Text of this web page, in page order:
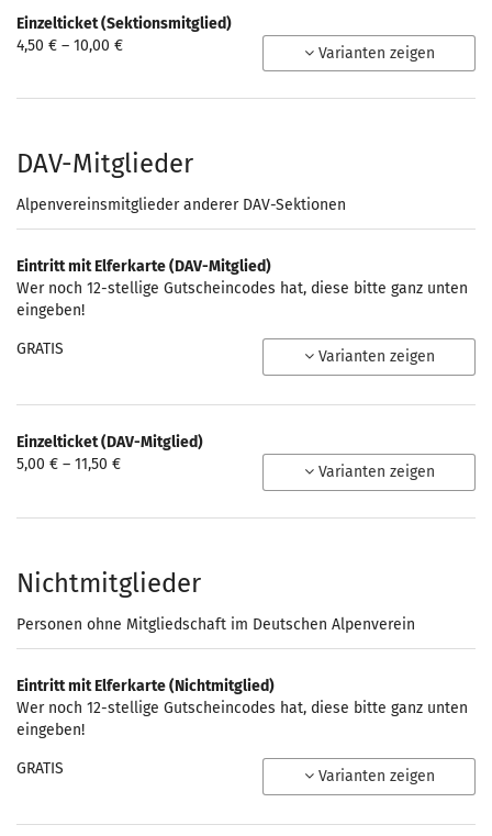
Einzelticket (Sektionsmitglied)
von
4,50 € – 10,00 € Varianten zeigen
DAV-Mitglieder
Alpenvereinsmitglieder anderer DAV-Sektionen
Eintritt mit Elferkarte (DAV-Mitglied)
Wer noch 12-stellige Gutscheincodes hat, diese bitte ganz unten
eingeben!
GRATIS Varianten zeigen
Einzelticket (DAV-Mitglied)
von
5,00 € – 11,50 € Varianten zeigen
Nichtmitglieder
Personen ohne Mitgliedschaft im Deutschen Alpenverein
Eintritt mit Elferkarte (Nichtmitglied)
Wer noch 12-stellige Gutscheincodes hat, diese bitte ganz unten
eingeben!
GRATIS Varianten zeigen